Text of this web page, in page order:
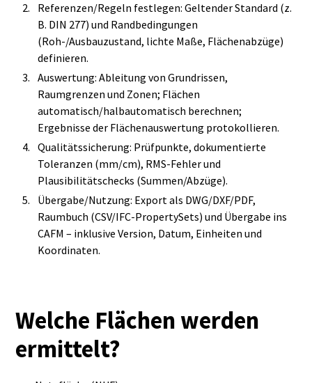
Referenzen/Regeln festlegen: Geltender Standard (z.
B. DIN 277) und Randbedingungen
(Roh‑/Ausbauzustand, lichte Maße, Flächenabzüge)
definieren.
Auswertung: Ableitung von Grundrissen,
Raumgrenzen und Zonen; Flächen
automatisch/halbautomatisch berechnen;
Ergebnisse der Flächenauswertung protokollieren.
Qualitätssicherung: Prüfpunkte, dokumentierte
Toleranzen (mm/cm), RMS‑Fehler und
Plausibilitätschecks (Summen/Abzüge).
Übergabe/Nutzung: Export als DWG/DXF/PDF,
Raumbuch (CSV/IFC‑PropertySets) und Übergabe ins
CAFM – inklusive Version, Datum, Einheiten und
Koordinaten.
Welche Flächen werden
ermittelt?